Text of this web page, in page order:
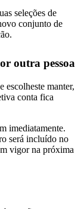
seleções de
conjunto de
outra pessoa
escolheste manter,
conta fica
imediatamente.
será incluído no
vigor na próxima